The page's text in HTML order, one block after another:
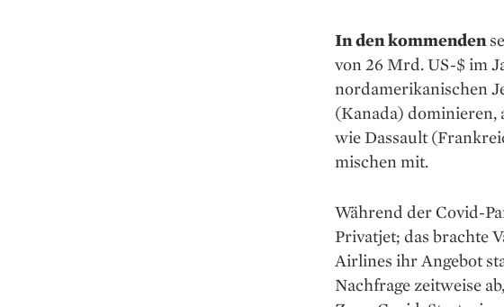
In den kommenden
von 26 Mrd. US-$ im
nordameri­kanischen
(Kanada) dominieren,
wie Dassault
mischen mit.
Während der Covid-
Privatjet; das brachte
Airlines ihr Angebot
Nachfrage zeitweise